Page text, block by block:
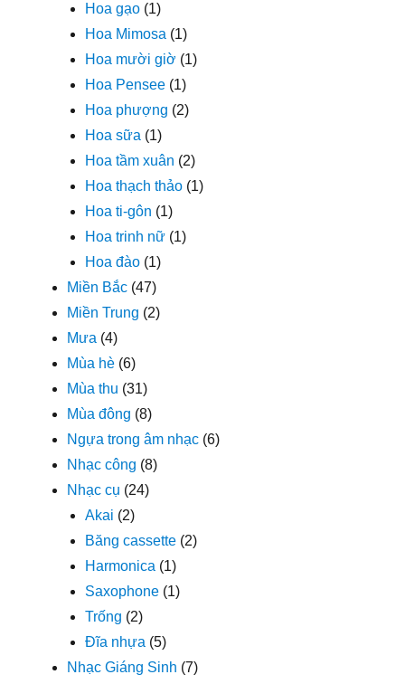
Hoa gạo (1)
Hoa Mimosa (1)
Hoa mười giờ (1)
Hoa Pensee (1)
Hoa phượng (2)
Hoa sữa (1)
Hoa tầm xuân (2)
Hoa thạch thảo (1)
Hoa ti-gôn (1)
Hoa trinh nữ (1)
Hoa đào (1)
Miền Bắc (47)
Miền Trung (2)
Mưa (4)
Mùa hè (6)
Mùa thu (31)
Mùa đông (8)
Ngựa trong âm nhạc (6)
Nhạc công (8)
Nhạc cụ (24)
Akai (2)
Băng cassette (2)
Harmonica (1)
Saxophone (1)
Trống (2)
Đĩa nhựa (5)
Nhạc Giáng Sinh (7)